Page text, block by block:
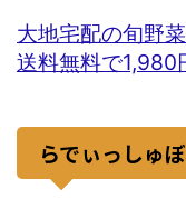
大地宅配の旬野
送料無料で1,980
らでぃっしゅ